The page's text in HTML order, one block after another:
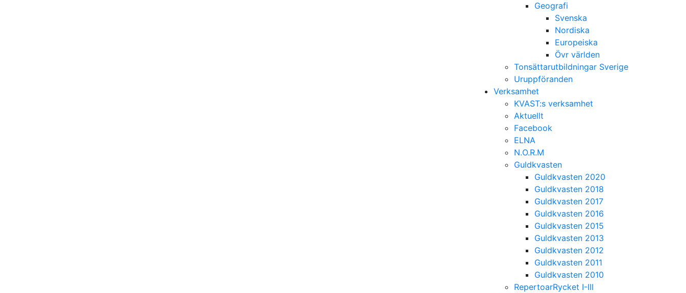
Geografi
Svenska
Nordiska
Europeiska
Övr världen
Tonsättarutbildningar Sverige
Uruppföranden
Verksamhet
KVAST:s verksamhet
Aktuellt
Facebook
ELNA
N.O.R.M
Guldkvasten
Guldkvasten 2020
Guldkvasten 2018
Guldkvasten 2017
Guldkvasten 2016
Guldkvasten 2015
Guldkvasten 2013
Guldkvasten 2012
Guldkvasten 2011
Guldkvasten 2010
RepertoarRycket I-III